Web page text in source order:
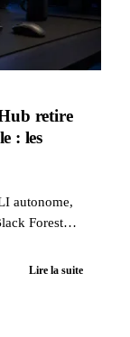
retire
: les
autonome,
Forest
son
Lire la suite